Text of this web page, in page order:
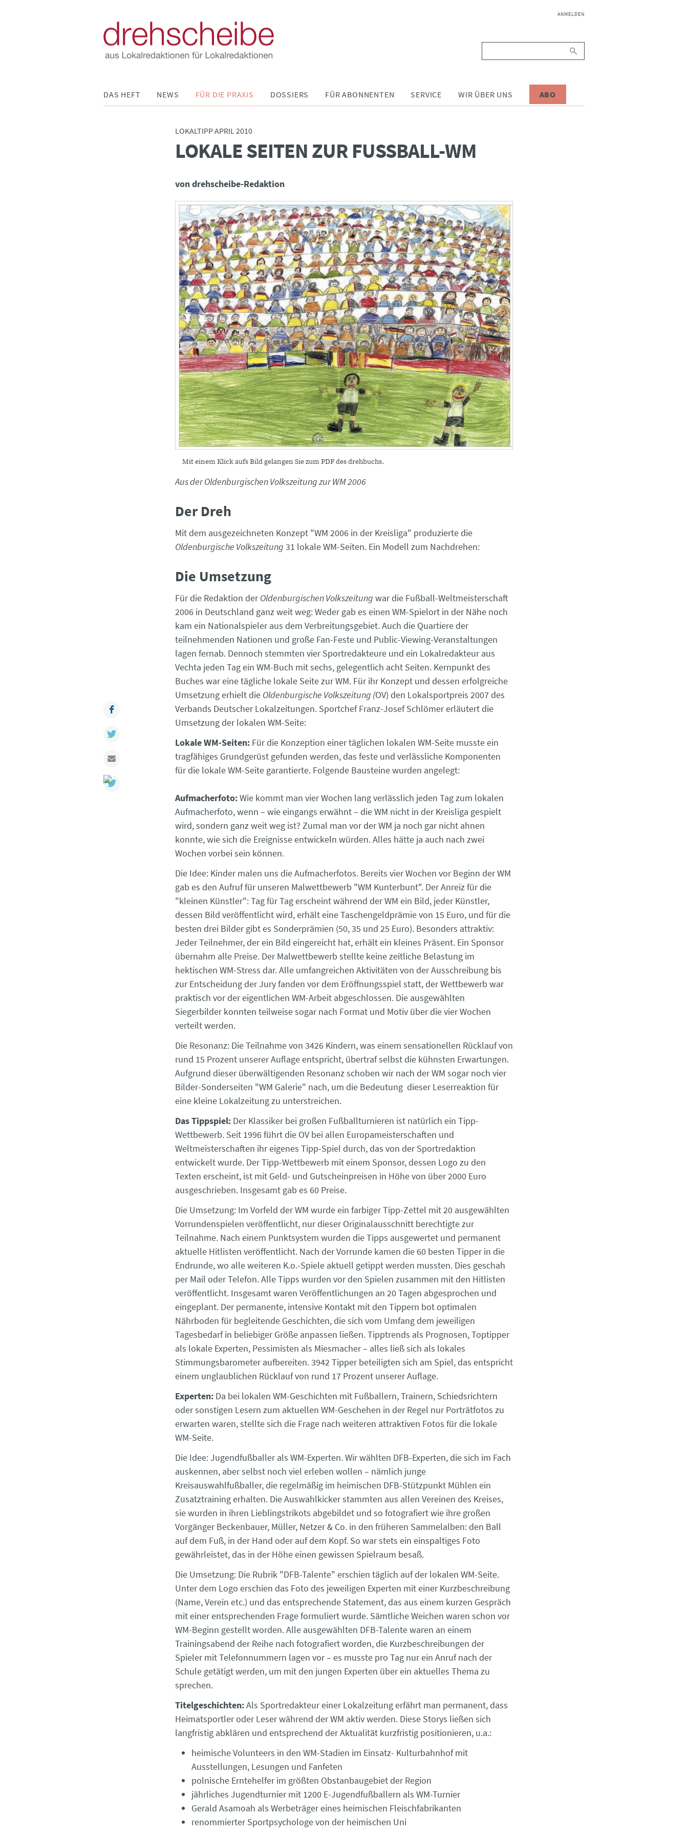
NAVIGATION
ANMELDEN
DAS HEFT NEWS FÜR DIE PRAXIS DOSSIERS FÜR ABONNENTEN SERVICE WIR ÜBER UNS ABO
LOKALTIPP APRIL 2010
LOKALE SEITEN ZUR FUSSBALL-WM
von drehscheibe-Redaktion
Mit einem Klick aufs Bild gelangen Sie zum PDF des drehbuchs.
Aus der Oldenburgischen Volkszeitung zur WM 2006
Der Dreh
Mit dem ausgezeichneten Konzept "WM 2006 in der Kreisliga" produzierte die
Oldenburgische Volkszeitung 31 lokale WM-Seiten. Ein Modell zum Nachdrehen:
Die Umsetzung
Für die Redaktion derOldenburgischen Volkszeitung war die Fußball-Weltmeisterschaft
2006 in Deutschland ganz weit weg: Weder gab es einen WM-Spielort in der Nähe noch
kam ein Nationalspieler aus dem Verbreitungsgebiet. Auch die Quartiere der
teilnehmenden Nationen und große Fan-Feste und Public-Viewing-Veranstaltungen
lagen fernab. Dennoch stemmten vier Sportredakteure und ein Lokalredakteur aus
Vechta jeden Tag ein WM-Buch mit sechs, gelegentlich acht Seiten. Kernpunkt des
Buches war eine tägliche lokale Seite zur WM. Für ihr Konzept und dessen erfolgreiche
Umsetzung erhielt die Oldenburgische Volkszeitung (OV) den Lokalsportpreis 2007 des
Verbands Deutscher Lokalzeitungen. Sportchef Franz-Josef Schlömer erläutert die
Umsetzung der lokalen WM-Seite:
Lokale WM-Seiten: Für die Konzeption einer täglichen lokalen WM-Seite musste ein
tragfähiges Grundgerüst gefunden werden, das feste und verlässliche Komponenten
für die lokale WM-Seite garantierte. Folgende Bausteine wurden angelegt:
Aufmacherfoto:Wie kommt man vier Wochen lang verlässlich jeden Tag zum lokalen
Aufmacherfoto, wenn – wie eingangs erwähnt – die WM nicht in der Kreisliga gespielt
wird, sondern ganz weit weg ist? Zumal man vor der WM ja noch gar nicht ahnen
konnte, wie sich die Ereignisse entwickeln würden. Alles hätte ja auch nach zwei
Wochen vorbei sein können.
Die Idee: Kinder malen uns die Aufmacherfotos. Bereits vier Wochen vor Beginn der WM
gab es den Aufruf für unseren Malwettbewerb "WM Kunterbunt". Der Anreiz für die
"kleinen Künstler": Tag für Tag erscheint während der WM ein Bild, jeder Künstler,
dessen Bild veröffentlicht wird, erhält eine Taschengeldprämie von 15 Euro, und für die
besten drei Bilder gibt es Sonderprämien (50, 35 und 25 Euro). Besonders attraktiv:
Jeder Teilnehmer, der ein Bild eingereicht hat, erhält ein kleines Präsent. Ein Sponsor
übernahm alle Preise. Der Malwettbewerb stellte keine zeitliche Belastung im
hektischen WM-Stress dar. Alle umfangreichen Aktivitäten von der Ausschreibung bis
zur Entscheidung der Jury fanden vor dem Eröffnungsspiel statt, der Wettbewerb war
praktisch vor der eigentlichen WM-Arbeit abgeschlossen. Die ausgewählten
Siegerbilder konnten teilweise sogar nach Format und Motiv über die vier Wochen
verteilt werden.
Die Resonanz: Die Teilnahme von 3426 Kindern, was einem sensationellen Rücklauf von
rund 15 Prozent unserer Auflage entspricht, übertraf selbst die kühnsten Erwartungen.
Aufgrund dieser überwältigenden Resonanz schoben wir nach der WM sogar noch vier
Bilder-Sonderseiten "WM Galerie" nach, um die Bedeutung dieser Leserreaktion für
eine kleine Lokalzeitung zu unterstreichen.
Das Tippspiel: Der Klassiker bei großen Fußballturnieren ist natürlich ein Tipp-
Wettbewerb. Seit 1996 führt die OV bei allen Europameisterschaften und
Weltmeisterschaften ihr eigenes Tipp-Spiel durch, das von der Sportredaktion
entwickelt wurde. Der Tipp-Wettbewerb mit einem Sponsor, dessen Logo zu den
Texten erscheint, ist mit Geld- und Gutscheinpreisen in Höhe von über 2000 Euro
ausgeschrieben. Insgesamt gab es 60 Preise.
Die Umsetzung: Im Vorfeld der WM wurde ein farbiger Tipp-Zettel mit 20 ausgewählten
Vorrundenspielen veröffentlicht, nur dieser Originalausschnitt berechtigte zur
Teilnahme. Nach einem Punktsystem wurden die Tipps ausgewertet und permanent
aktuelle Hitlisten veröffentlicht. Nach der Vorrunde kamen die 60 besten Tipper in die
Endrunde, wo alle weiteren K.o.-Spiele aktuell getippt werden mussten. Dies geschah
per Mail oder Telefon. Alle Tipps wurden vor den Spielen zusammen mit den Hitlisten
veröffentlicht. Insgesamt waren Veröffentlichungen an 20 Tagen abgesprochen und
einge­plant. Der permanente, intensive Kontakt mit den Tippern bot optimalen
Nährboden für begleitende Geschichten, die sich vom Umfang dem jeweiligen
Tagesbedarf in beliebiger Größe anpassen ließen. Tipptrends als Prognosen, Toptipper
als lokale Experten, Pessimisten als Miesmacher – alles ließ sich als lokales
Stimmungsbarometer aufbereiten. 3942 Tipper beteiligten sich am Spiel, das entspricht
einem unglaublichen Rücklauf von rund 17 Prozent unserer Auflage.
Experten: Da bei lokalen WM-Geschichten mit Fußballern, Trainern, Schiedsrichtern
oder sonstigen Lesern zum aktuellen WM-Geschehen in der Regel nur Porträtfotos zu
erwarten waren, stellte sich die Frage nach weiteren attraktiven Fotos für die lokale
WM-Seite.
Die Idee: Jugendfußballer als WM-Experten. Wir wählten DFB-Experten, die sich im Fach
auskennen, aber selbst noch viel erleben wollen – nämlich junge
Kreisauswahlfußballer, die regelmäßig im heimischen DFB-Stützpunkt Mühlen ein
Zusatztraining erhalten. Die Auswahlkicker stammten aus allen Vereinen des Kreises,
sie wurden in ihren Lieblingstrikots abgebildet und so fotografiert wie ihre großen
Vorgänger Beckenbauer, Müller, Netzer & Co. in den früheren Sammelalben: den Ball
auf dem Fuß, in der Hand oder auf dem Kopf. So war stets ein einspaltiges Foto
gewähr­leistet, das in der Höhe einen gewissen Spielraum besaß.
Die Umsetzung: Die Rubrik "DFB-Talente" erschien täglich auf der lokalen WM-Seite.
Unter dem Logo erschien das Foto des jeweiligen Experten mit einer Kurzbeschreibung
(Name, Verein etc.) und das entsprechende Statement, das aus einem kurzen Gespräch
mit einer entsprechenden Frage formuliert wurde. Sämtliche Weichen waren schon vor
WM-Beginn gestellt worden. Alle ausgewählten DFB-Talente waren an einem
Trainingsabend der Reihe nach fotografiert worden, die Kurzbeschreibungen der
Spieler mit Telefonnummern lagen vor – es musste pro Tag nur ein Anruf nach der
Schule getätigt werden, um mit den jungen Experten über ein aktuelles Thema zu
sprechen.
Titelgeschichten:Als Sportredakteur einer Lokalzeitung erfährt man permanent, dass
Heimatsportler oder Leser während der WM aktiv werden. Diese Storys ließen sich
langfristig abklären und entsprechend der Aktualität kurz­fristig positionieren, u.a.:
heimische Volunteers in den WM-Stadien im Einsatz- Kulturbahnhof mit
Ausstellungen, Lesungen und Fanfeten
polnische Erntehelfer im größten Obstanbaugebiet der Region
jährliches Jugendturnier mit 1200 E-Jugendfußballern als WM-Turnier
Gerald Asamoah als Werbeträger eines heimischen Fleischfabrikanten
renommierter Sportpsychologe von der heimischen Uni